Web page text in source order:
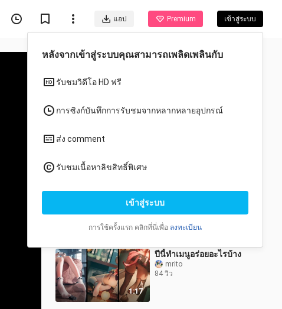
แอป Premium เข้าสู่ระบบ
ทั้งหมด อนิเมะ
9:06
จู๋ตี้ท้องแล้ว😱😱😱？！
59 วิว
1:17
ปีนี้ทำเมนูอร่อยอะไรบ้าง
mrito
84 วิว